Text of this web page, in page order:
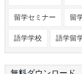
留学セミナー 留
語学学校 語学留